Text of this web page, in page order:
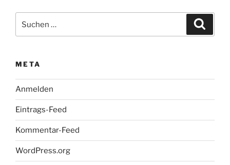
nach:
META
Anmelden
Eintrags-Feed
Kommentar-Feed
WordPress.org